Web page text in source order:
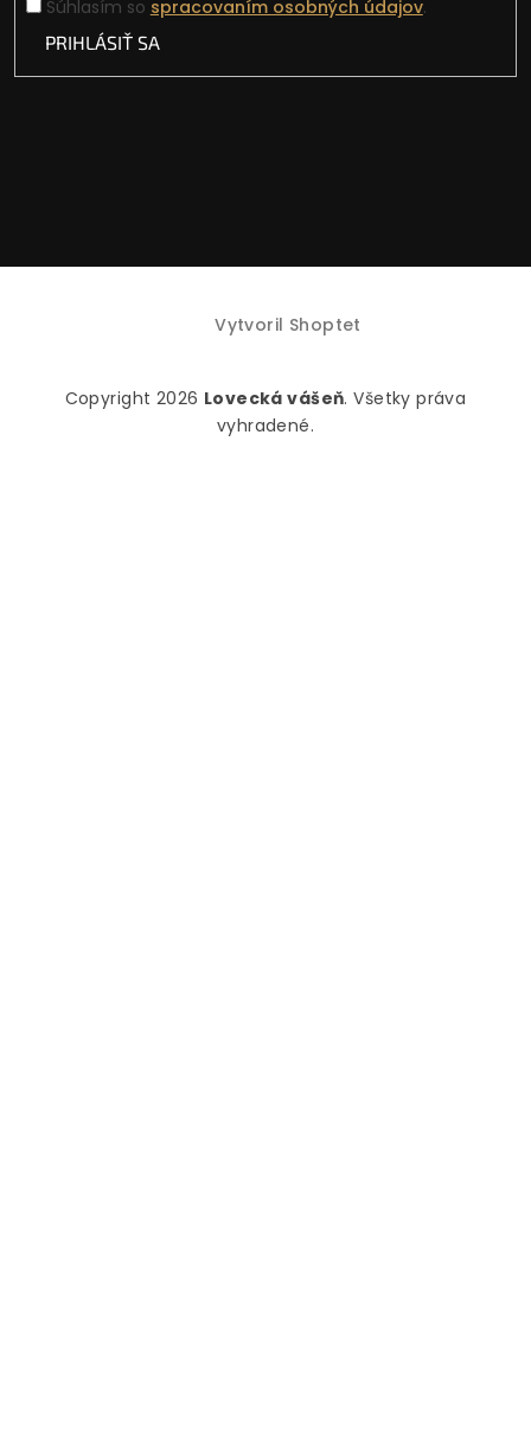
Súhlasím so spracovaním osobných údajov.
PRIHLÁSIŤ SA
Vytvoril Shoptet
Copyright 2026 Lovecká vášeň. Všetky práva
vyhradené.